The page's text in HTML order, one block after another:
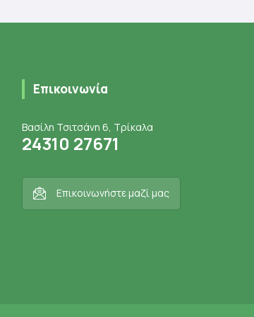
Επικοινωνία
Βασίλη Τσιτσάνη 6, Τρίκαλα
24310 27671
Επικοινωνήστε μαζί μας